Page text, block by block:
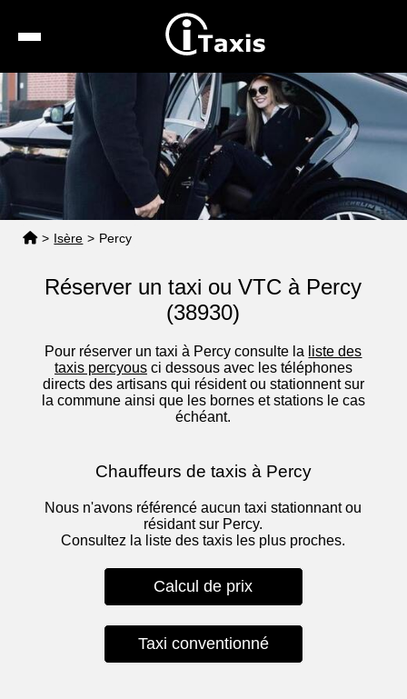
Recherche
Calcul de tarif
Taxis conventionnés
Espace pro
> Isère > Percy
Réserver un taxi ou VTC à Percy
(38930)
Pour réserver un taxi à Percy consulte la liste des
taxis percyousci dessous avec les téléphones
directs des artisans qui résident ou stationnent sur
la commune ainsi que les bornes et stations le cas
échéant.
Chauffeurs de taxis à Percy
Nous n'avons référencé aucun taxi stationnant ou
résidant sur Percy.
Consultez la liste des taxis les plus proches.
Calcul de prix
Taxi conventionné